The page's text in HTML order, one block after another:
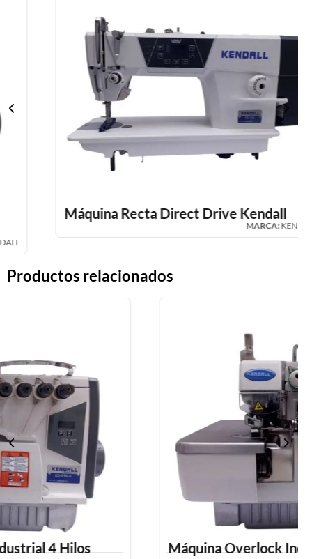
Máquina Recta Direct Drive Kendall
KENDALL
Productos relacionados
Máquina Overlock Industrial de 4 Hilos